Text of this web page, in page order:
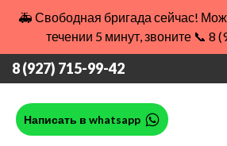
🚑 Свободная бригада сейчас!
течении 5 минут, звоните 📞 8
8 (927) 715-99-42
Написать в whatsapp